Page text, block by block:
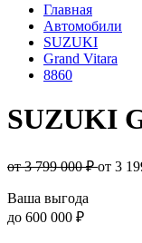
Главная
Автомобили
SUZUKI
Grand Vitara
8860
SUZUKI
от 3 799 000 ₽от 3
Ваша выгода
до 600 000 ₽